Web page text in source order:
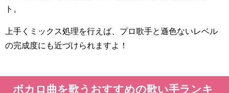
ト。
上手くミックス処理を行えば、プロ歌手と遜色ないレベル
の完成度にも近づけられますよ！
ボカロ曲を歌うおすすめの歌い手ランキ